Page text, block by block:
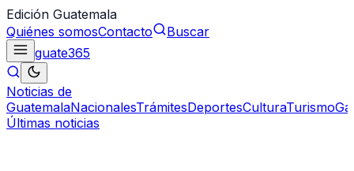
Edición Guatemala
Quiénes somosContacto
Buscar
guate365
Noticias de
GuatemalaNacionalesTrámitesDeportesCulturaTurismo
Últimas noticias